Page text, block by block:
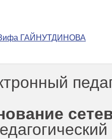
ГАЙНУТДИНОВА